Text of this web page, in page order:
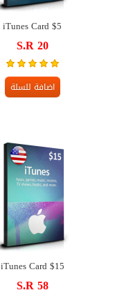
iTunes Card $5
S.R 20
اضافة للسلة
iTunes Card $15
S.R 58